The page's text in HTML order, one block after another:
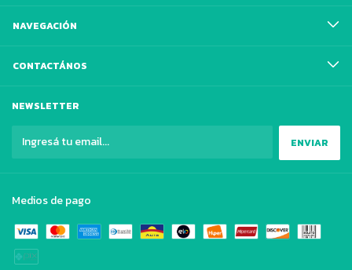
NAVEGACIÓN
CONTACTÁNOS
NEWSLETTER
Medios de pago